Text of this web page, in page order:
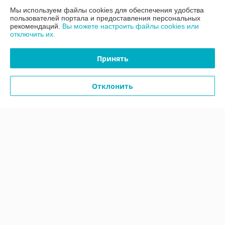
Контакты
Доставка и оплата
Мы используем файлы cookies для обеспечения удобства
пользователей портала и предоставления персональных
рекомендаций. Вы можете настроить файлы cookies или
отключить их.
Принять
Отклонить